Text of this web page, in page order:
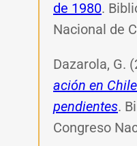
de 1980.
Nacional de
Dazarola, G.
ación en
pendientes.
Congreso